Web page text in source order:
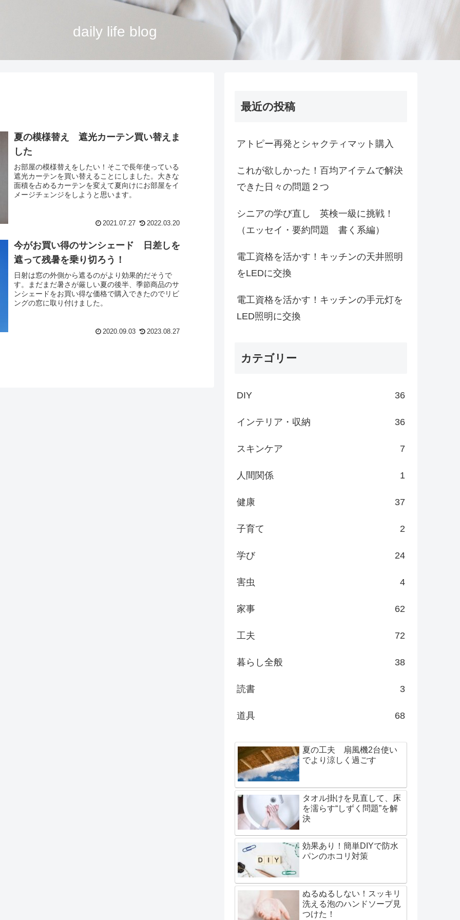
daily life blog
夏の模様替え 遮光カーテン買い替えま
した
お部屋の模様替えをしたい！そこで長年使っている
遮光カーテンを買い替えることにしました。大きな
面積を占めるカーテンを変えて夏向けにお部屋をイ
メージチェンジをしようと思います。
2021.07.27 2022.03.20
今がお買い得のサンシェード 日差しを
遮って残暑を乗り切ろう！
日射は窓の外側から遮るのがより効果的だそうで
す。まだまだ暑さが厳しい夏の後半、季節商品のサ
ンシェードをお買い得な価格で購入できたのでリビ
ングの窓に取り付けました。
2020.09.03 2023.08.27
最近の投稿
アトピー再発とシャクティマット購入
これが欲しかった！百均アイテムで解決
できた日々の問題２つ
シニアの学び直し 英検一級に挑戦！
（エッセイ・要約問題 書く系編）
電工資格を活かす！キッチンの天井照明
をLEDに交換
電工資格を活かす！キッチンの手元灯を
LED照明に交換
カテゴリー
DIY 36
インテリア・収納 36
スキンケア 7
人間関係 1
健康 37
子育て 2
学び 24
害虫 4
家事 62
工夫 72
暮らし全般 38
読書 3
道具 68
夏の工夫 扇風機2台使い
でより涼しく過ごす
タオル掛けを見直して、床
を濡らす“しずく問題”を解
決
効果あり！簡単DIYで防水
パンのホコリ対策
ぬるぬるしない！スッキリ
洗える泡のハンドソープ見
つけた！